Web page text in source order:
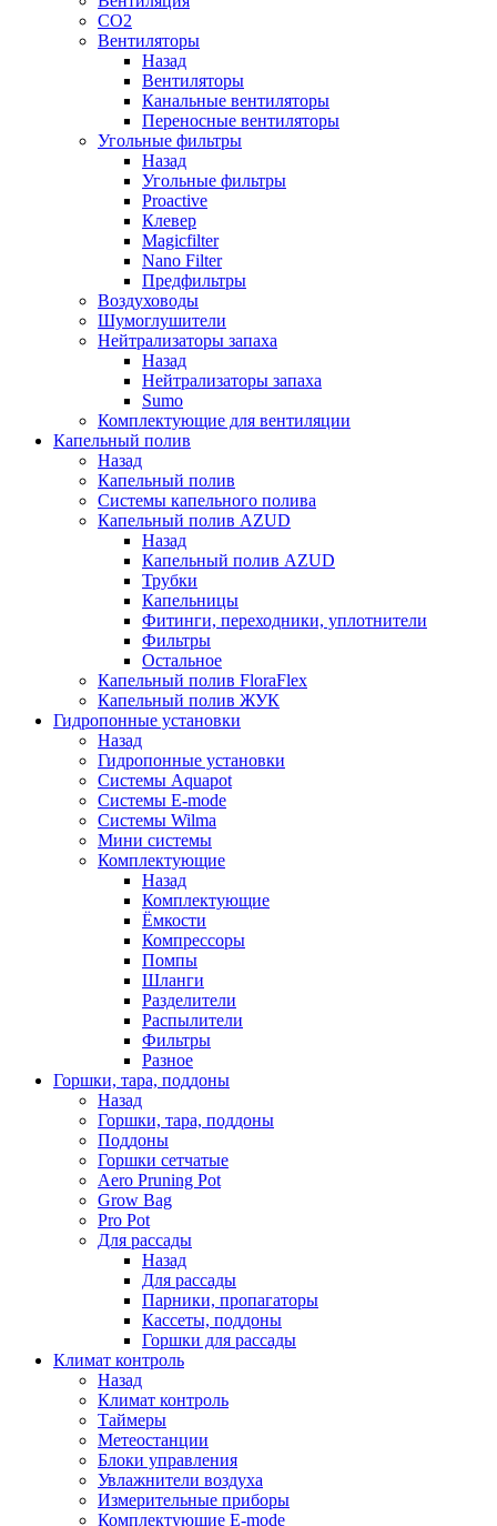
СО2
Вентиляторы
Назад
Вентиляторы
Канальные вентиляторы
Переносные вентиляторы
Угольные фильтры
Назад
Угольные фильтры
Proactive
Клевер
Magicfilter
Nano Filter
Предфильтры
Воздуховоды
Шумоглушители
Нейтрализаторы запаха
Назад
Нейтрализаторы запаха
Sumo
Комплектующие для вентиляции
Капельный полив
Назад
Капельный полив
Системы капельного полива
Капельный полив AZUD
Назад
Капельный полив AZUD
Трубки
Капельницы
Фитинги, переходники, уплотнители
Фильтры
Остальное
Капельный полив FloraFlex
Капельный полив ЖУК
Гидропонные установки
Назад
Гидропонные установки
Системы Aquapot
Системы E-mode
Системы Wilma
Мини системы
Комплектующие
Назад
Комплектующие
Ёмкости
Компрессоры
Помпы
Шланги
Разделители
Распылители
Фильтры
Разное
Горшки, тара, поддоны
Назад
Горшки, тара, поддоны
Поддоны
Горшки сетчатые
Aero Pruning Pot
Grow Bag
Pro Pot
Для рассады
Назад
Для рассады
Парники, пропагаторы
Кассеты, поддоны
Горшки для рассады
Климат контроль
Назад
Климат контроль
Таймеры
Метеостанции
Блоки управления
Увлажнители воздуха
Измерительные приборы
Комплектующие E-mode